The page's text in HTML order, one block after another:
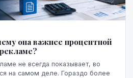
она важнее процентной
не всегда показывает, во
на самом деле. Гораздо более